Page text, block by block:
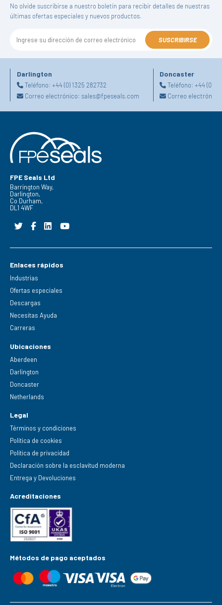
No olvide suscribirse a nuestro boletín para recibir detalles de nuestras
últimas ofertas especiales y nuevos productos.
SUSCRIBIRSE
Darlington
Teléfono: +44 (0) 1325 282732
Correo electrónico: sales@fpeseals.com
Doncaster
Teléfono:+44 (0)
Correo
FPE Seals Ltd
Barrington Way,
Darlington,
Co Durham,
DL1 4WF
Enlaces rápidos
Industrias
Ofertas especiales
Descargas
Necesitas Ayuda
Carreras
Ubicaciones
Aberdeen
Darlington
Doncaster
Netherlands
Legal
Términos y condiciones
Política de cookies
Política de privacidad
Declaración sobre la esclavitud moderna
Entrega y Devoluciones
Acreditaciones
Métodos de pago aceptados